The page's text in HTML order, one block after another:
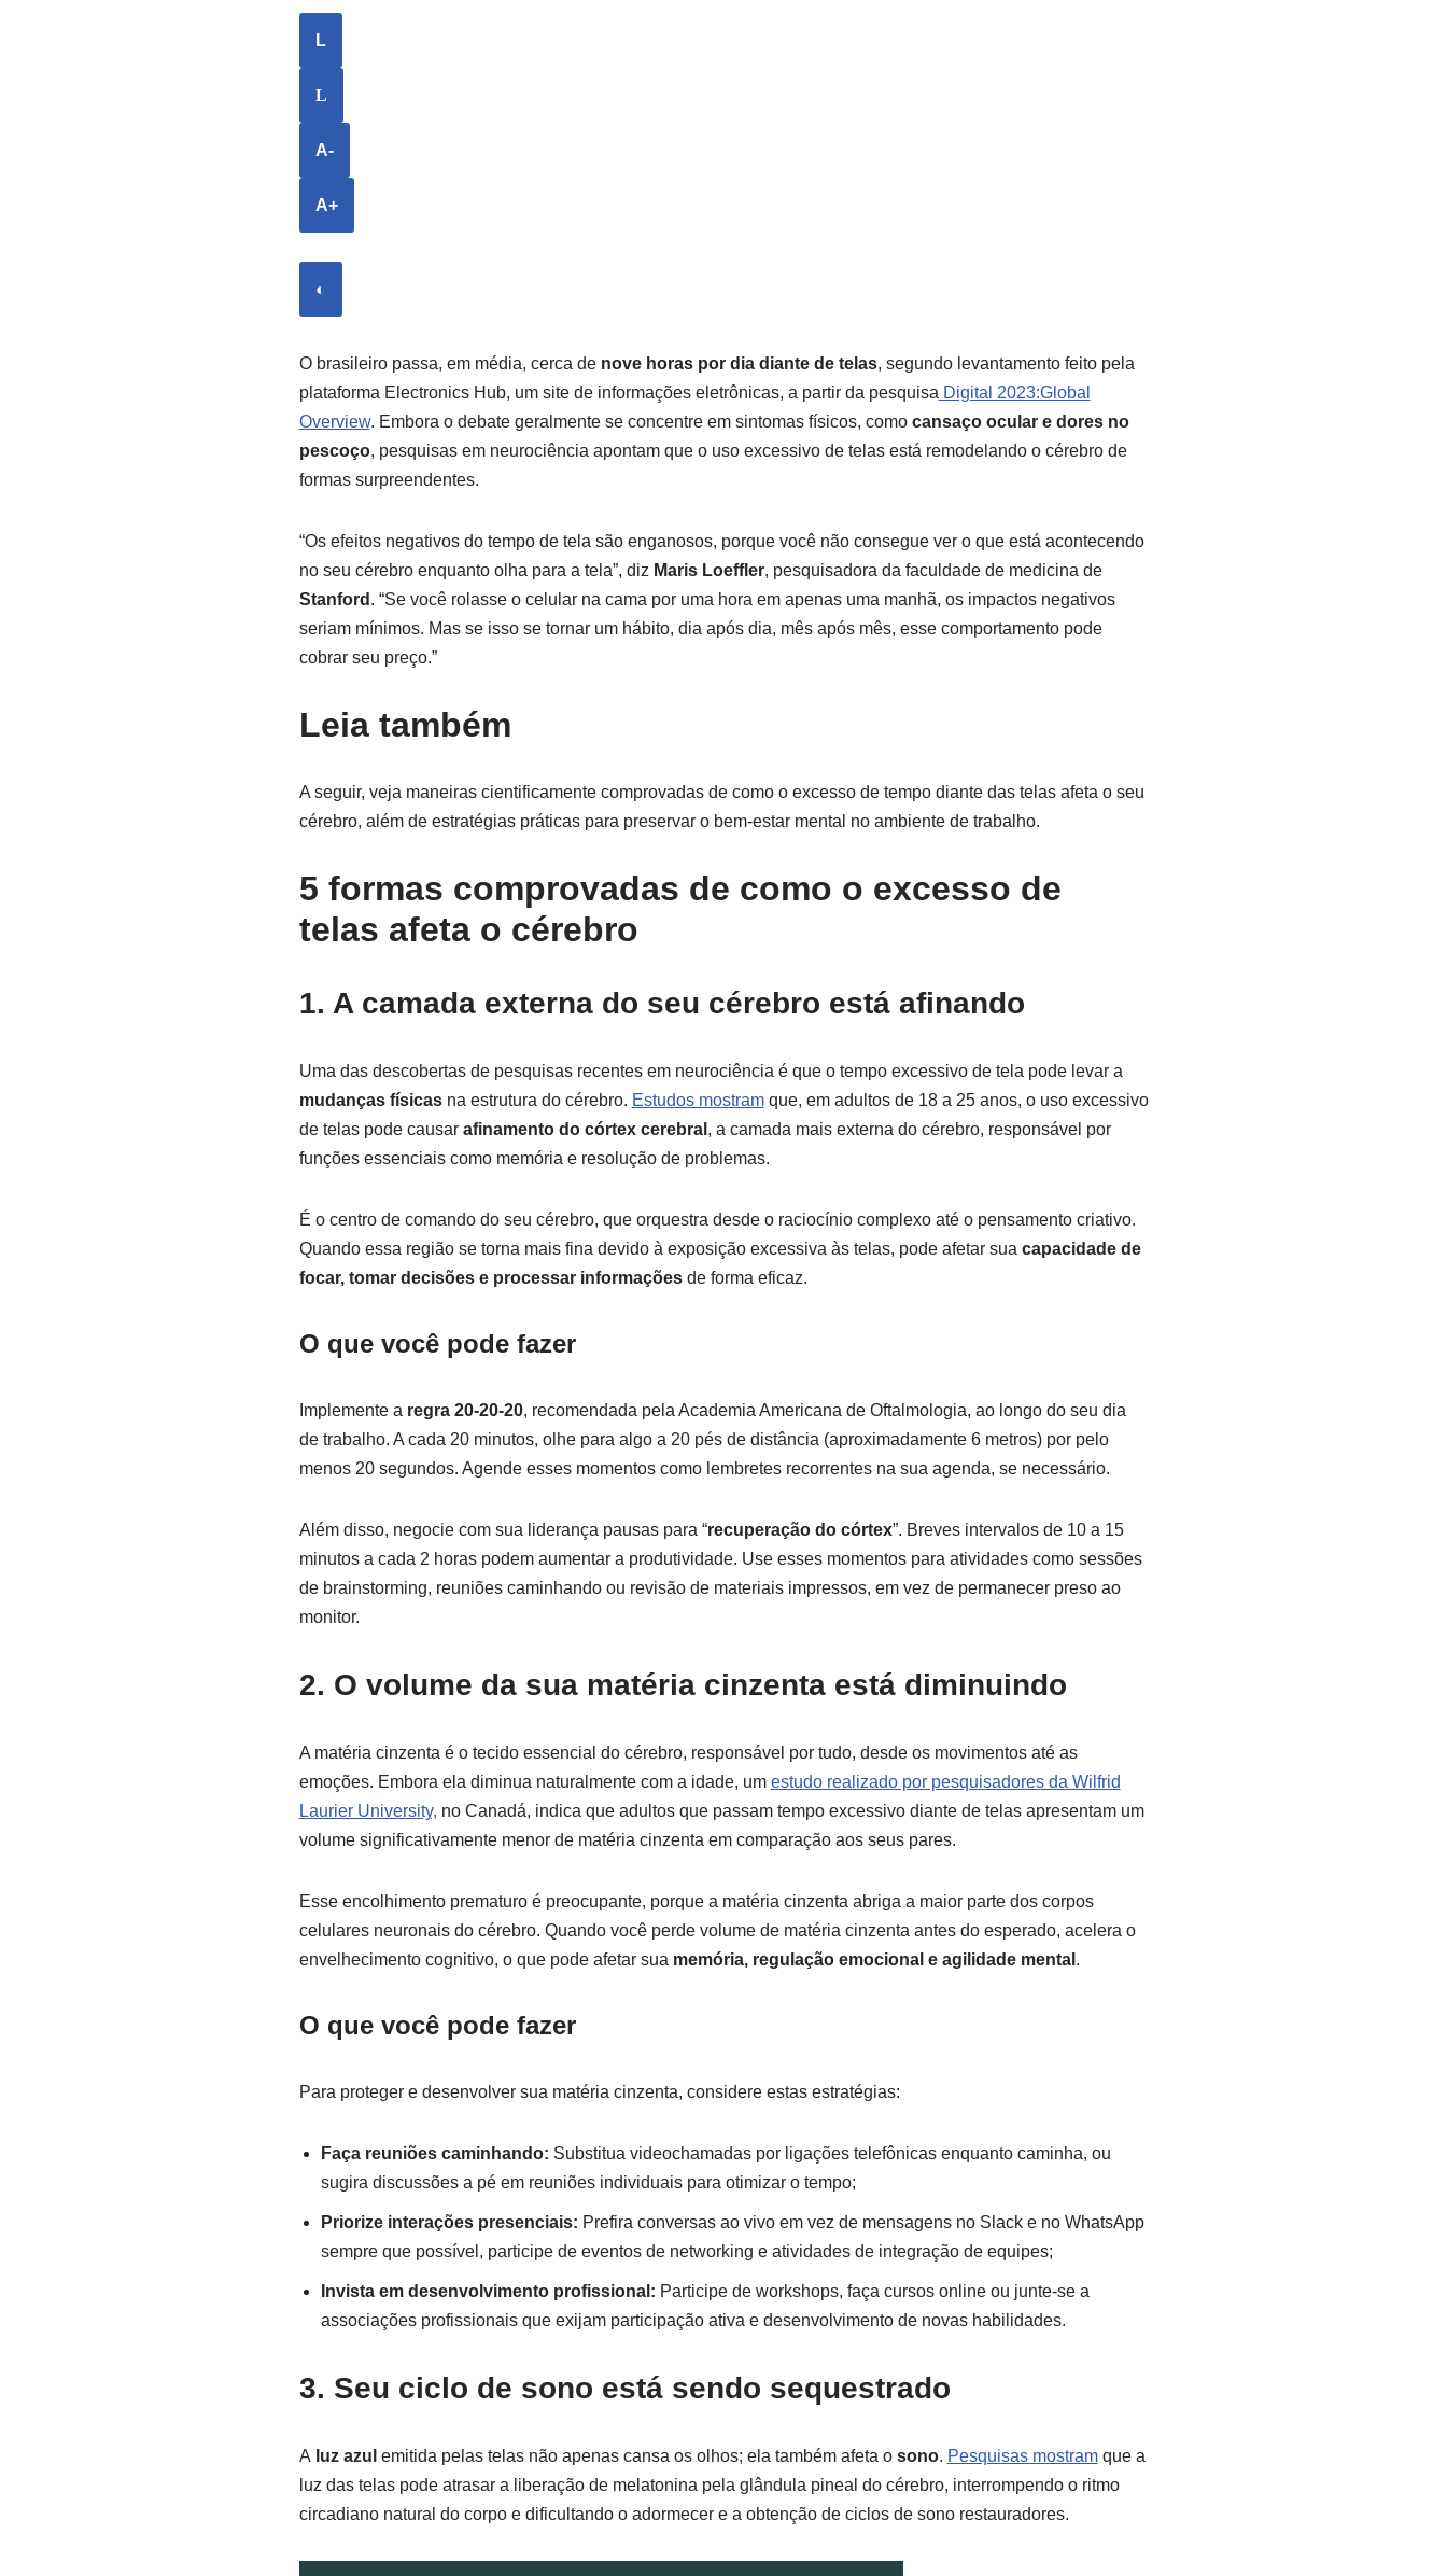
L
L
A-
A+
◐
O brasileiro passa, em média, cerca de nove horas por dia diante de telas, segundo levantamento feito pela
plataforma Electronics Hub, um site de informações eletrônicas, a partir da pesquisa Digital 2023:Global
Overview. Embora o debate geralmente se concentre em sintomas físicos, como cansaço ocular e dores no
pescoço, pesquisas em neurociência apontam que o uso excessivo de telas está remodelando o cérebro de
formas surpreendentes.
“Os efeitos negativos do tempo de tela são enganosos, porque você não consegue ver o que está acontecendo
no seu cérebro enquanto olha para a tela”, diz Maris Loeffler, pesquisadora da faculdade de medicina de
Stanford . “Se você rolasse o celular na cama por uma hora em apenas uma manhã, os impactos negativos
seriam mínimos. Mas se isso se tornar um hábito, dia após dia, mês após mês, esse comportamento pode
cobrar seu preço.”
Leia também
A seguir, veja maneiras cientificamente comprovadas de como o excesso de tempo diante das telas afeta o seu
cérebro, além de estratégias práticas para preservar o bem-estar mental no ambiente de trabalho.
5 formas comprovadas de como o excesso de
telas afeta o cérebro
1. A camada externa do seu cérebro está afinando
Uma das descobertas de pesquisas recentes em neurociência é que o tempo excessivo de tela pode levar a
mudanças físicasna estrutura do cérebro. Estudos mostramque, em adultos de 18 a 25 anos, o uso excessivo
de telas pode causarafinamento do córtex cerebral , a camada mais externa do cérebro, responsável por
funções essenciais como memória e resolução de problemas.
É o centro de comando do seu cérebro, que orquestra desde o raciocínio complexo até o pensamento criativo.
Quando essa região se torna mais fina devido à exposição excessiva às telas, pode afetar sua capacidade de
focar, tomar decisões e processar informaçõesde forma eficaz.
O que você pode fazer
Implemente a regra 20-20-20, recomendada pela Academia Americana de Oftalmologia, ao longo do seu dia
de trabalho. A cada 20 minutos, olhe para algo a 20 pés de distância (aproximadamente 6 metros) por pelo
menos 20 segundos. Agende esses momentos como lembretes recorrentes na sua agenda, se necessário.
Além disso, negocie com sua liderança pausas para “recuperação do córtex”. Breves intervalos de 10 a 15
minutos a cada 2 horas podem aumentar a produtividade. Use esses momentos para atividades como sessões
de brainstorming, reuniões caminhando ou revisão de materiais impressos, em vez de permanecer preso ao
monitor.
2. O volume da sua matéria cinzenta está diminuindo
A matéria cinzenta é o tecido essencial do cérebro, responsável por tudo, desde os movimentos até as
emoções. Embora ela diminua naturalmente com a idade, um estudo realizado por pesquisadores da Wilfrid
Laurier University, no Canadá, indica que adultos que passam tempo excessivo diante de telas apresentam um
volume significativamente menor de matéria cinzenta em comparação aos seus pares.
Esse encolhimento prematuro é preocupante, porque a matéria cinzenta abriga a maior parte dos corpos
celulares neuronais do cérebro. Quando você perde volume de matéria cinzenta antes do esperado, acelera o
envelhecimento cognitivo, o que pode afetar sua memória, regulação emocional e agilidade mental .
O que você pode fazer
Para proteger e desenvolver sua matéria cinzenta, considere estas estratégias:
Faça reuniões caminhando: Substitua videochamadas por ligações telefônicas enquanto caminha, ou
sugira discussões a pé em reuniões individuais para otimizar o tempo;
Priorize interações presenciais: Prefira conversas ao vivo em vez de mensagens no Slack e no WhatsApp
sempre que possível, participe de eventos de networking e atividades de integração de equipes;
Invista em desenvolvimento profissional: Participe de workshops, faça cursos online ou junte-se a
associações profissionais que exijam participação ativa e desenvolvimento de novas habilidades.
3. Seu ciclo de sono está sendo sequestrado
A luz azul emitida pelas telas não apenas cansa os olhos; ela também afeta o sono. Pesquisas mostramque a
luz das telas pode atrasar a liberação de melatonina pela glândula pineal do cérebro, interrompendo o ritmo
circadiano natural do corpo e dificultando o adormecer e a obtenção de ciclos de sono restauradores.